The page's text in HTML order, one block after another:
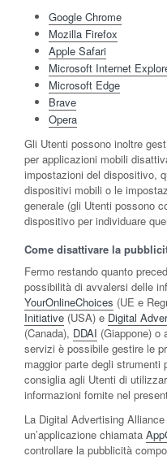
Google Chrome
Mozilla Firefox
Apple Safari
Microsoft Internet
Microsoft Edge
Brave
Opera
Gli Utenti possono inoltre
per applicazioni mobili
impostazioni del dispositivo,
dispositivi mobili o le
generale (gli Utenti possono
dispositivo per individuare
Come disattivare la
Fermo restando quanto
possibilità di avvalersi delle
YourOnlineChoices (UE e
Initiative (USA) e Digital
(Canada), DDAI (Giappone) o
servizi è possibile gestire le
maggior parte degli
consiglia agli Utenti di
informazioni fornite nel
La Digital Advertising
un’applicazione chiamata
controllare la pubblicità